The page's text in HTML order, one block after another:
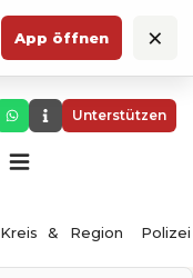
App öffnen ×
Unterstützen
Kreis & Region Polizei